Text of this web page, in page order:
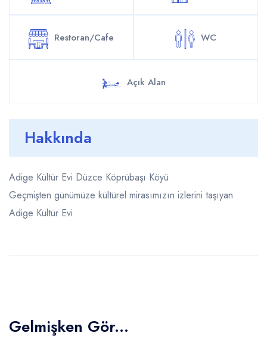
Restoran/Cafe WC
Açık Alan
Hakkında
Adige Kültür Evi Düzce Köprübaşı Köyü
Geçmişten günümüze kültürel mirasımızın izlerini taşıyan
Adige Kültür Evi
Gelmişken Gör...